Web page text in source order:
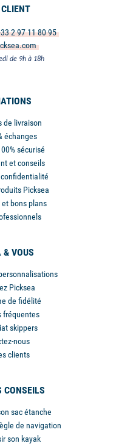
2 97 11 80 95
de 9h à 18h
de livraison
échanges
sécurisé
et conseils
Picksea
bons plans
& VOUS
Picksea
de fidélité
fréquentes
skippers
nous
clients
CONSEILS
sac étanche
de navigation
son kayak